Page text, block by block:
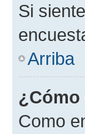
Si
Arriba
Como